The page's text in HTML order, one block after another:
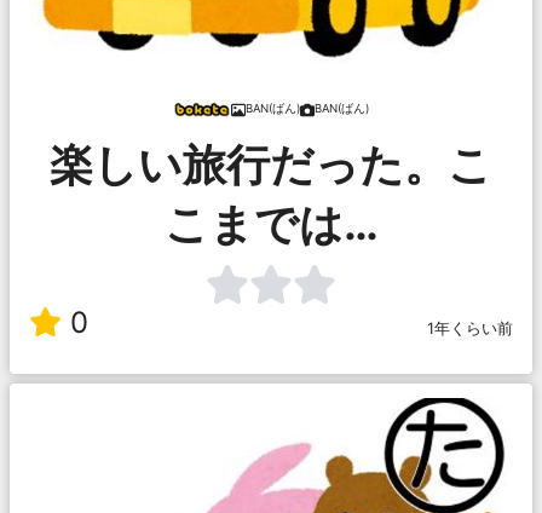
BAN(ばん) BAN(ばん)
楽しい旅行だった。こ
こまでは…
0 1年くらい前